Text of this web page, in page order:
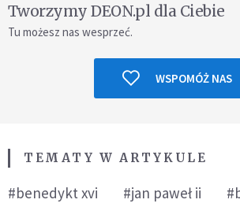
Tworzymy DEON.pl dla Ciebie
Tu możesz nas wesprzeć.
WSPOMÓŻ NAS
TEMATY W ARTYKULE
#benedykt xvi #jan paweł ii